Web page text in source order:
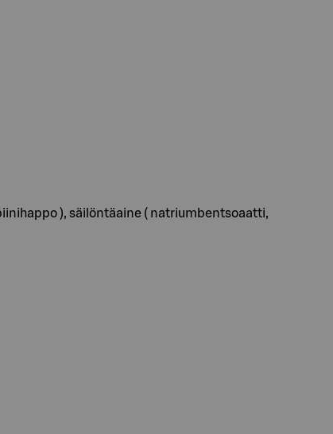
), säilöntäaine ( natriumbentsoaatti,